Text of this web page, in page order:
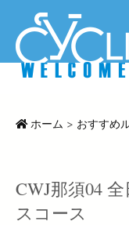
登録宿泊施設
ホーム > おすすめ
CWJ那須04
スコース